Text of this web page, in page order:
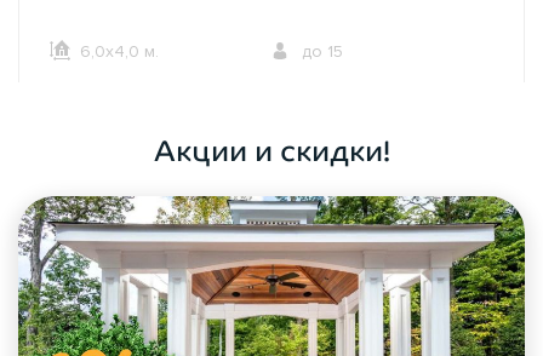
6,0х4,0 м. до 15
Акции и скидки!